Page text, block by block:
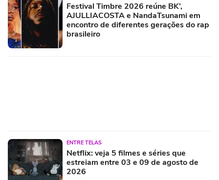
Festival Timbre 2026 reúne BK’,
AJULLIACOSTA e NandaTsunami em
encontro de diferentes gerações do rap
brasileiro
ENTRE TELAS
Netflix: veja 5 filmes e séries que
estreiam entre 03 e 09 de agosto de
2026